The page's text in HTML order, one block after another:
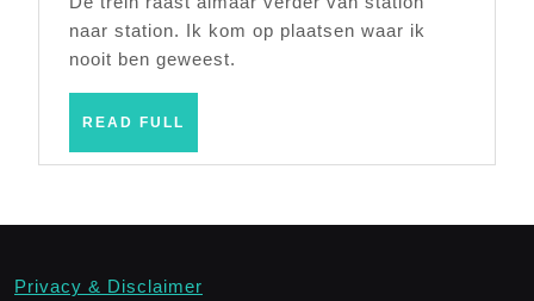
naar station. Ik kom op plaatsen waar ik
nooit ben geweest.
READ FULL
Privacy & Disclaimer